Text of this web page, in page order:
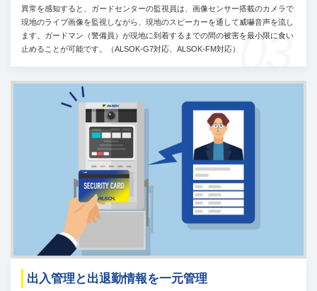
03
異常を感知すると、ガードセンターの監視員は、画像センサー搭載のカメラで
現地のライブ画像を監視しながら、現地のスピーカーを通して威嚇音声を流し
ます。ガードマン（警備員）が現地に到着するまでの間の被害を最小限に食い
止めることが可能です。（ALSOK-G7対応、ALSOK-FM対応）
出入管理と出退勤情報を一元管理